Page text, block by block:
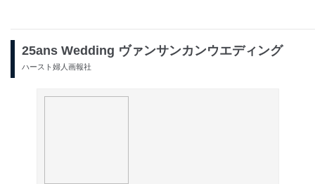
25ans Wedding ヴァンサンカンウエディング
ハースト婦人画報社